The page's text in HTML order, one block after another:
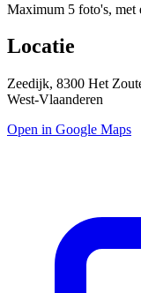
Maximum 5 foto's, met
Locatie
Zeedijk, 8300 Het
West-Vlaanderen
Open in Google Maps